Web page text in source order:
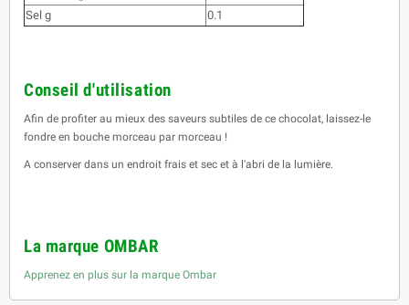
Sel g
0.1
Conseil d'utilisation
Afin de profiter au mieux des saveurs subtiles de ce chocolat, laissez-le
fondre en bouche morceau par morceau !
A conserver dans un endroit frais et sec et à l'abri de la lumière.
La marque OMBAR
Apprenez en plus sur la marque Ombar